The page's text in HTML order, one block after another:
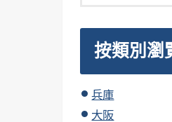
按類別瀏
兵庫
大阪